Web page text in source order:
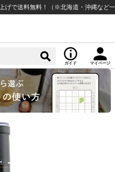
無料！（※北海道・沖縄など一部例外
ガイド マイページ